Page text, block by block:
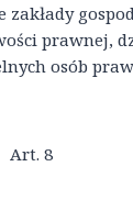
prawnej,
osób
Art. 8